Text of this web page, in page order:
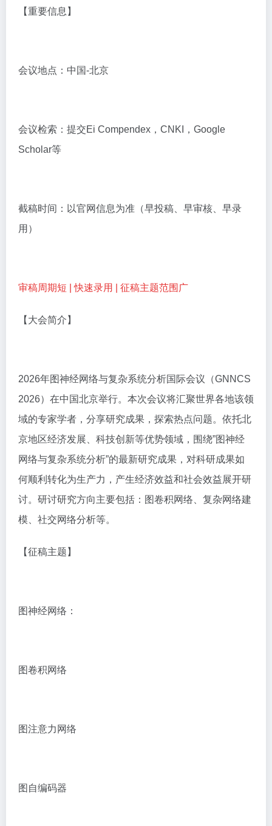
【重要信息】
会议地点：中国-北京
会议检索：提交Ei Compendex，CNKI，Google
Scholar等
截稿时间：以官网信息为准（早投稿、早审核、早录
用）
审稿周期短 | 快速录用 | 征稿主题范围广
【大会简介】
2026年图神经网络与复杂系统分析国际会议（GNNCS
2026）在中国北京举行。本次会议将汇聚世界各地该领
域的专家学者，分享研究成果，探索热点问题。依托北
京地区经济发展、科技创新等优势领域，围绕”图神经
网络与复杂系统分析”的最新研究成果，对科研成果如
何顺利转化为生产力，产生经济效益和社会效益展开研
讨。研讨研究方向主要包括：图卷积网络、复杂网络建
模、社交网络分析等。
【征稿主题】
图神经网络：
图卷积网络
图注意力网络
图自编码器